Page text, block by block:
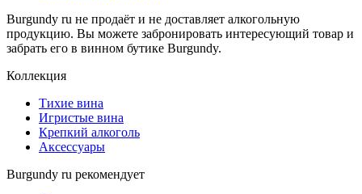
Burgundy ru не продаёт и не доставляет алкогольную
продукцию. Вы можете забронировать интересующий товар и
забрать его в винном бутике Burgundy.
Коллекция
Тихие вина
Игристые вина
Крепкий алкоголь
Аксессуары
Burgundy ru рекомендует